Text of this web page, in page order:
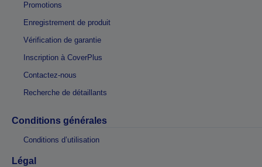
Promotions
Enregistrement de produit
Vérification de garantie
Inscription à CoverPlus
Contactez-nous
Recherche de détaillants
Conditions générales
Conditions d’utilisation
Légal